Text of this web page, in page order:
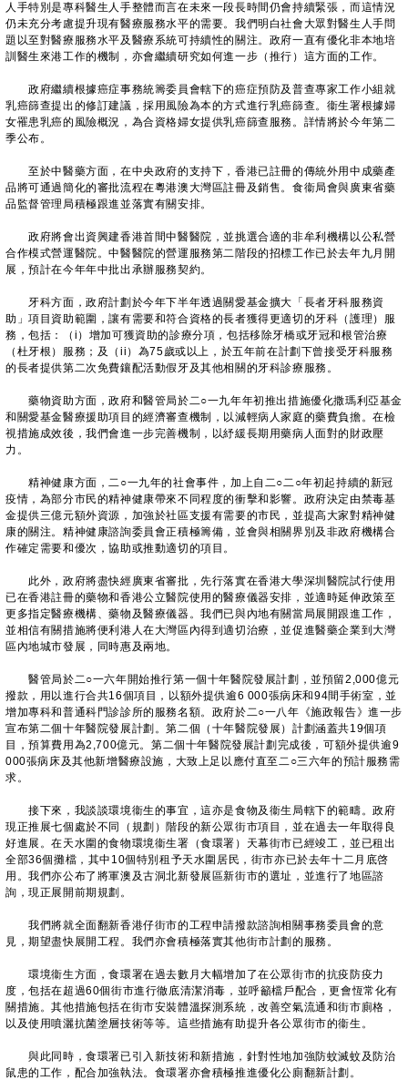
人手特別是專科醫生人手整體而言在未來一段長時間仍會持續緊張，而這情況
仍未充分考慮提升現有醫療服務水平的需要。我們明白社會大眾對醫生人手問
題以至對醫療服務水平及醫療系統可持續性的關注。政府一直有優化非本地培
訓醫生來港工作的機制，亦會繼續研究如何進一步（推行）這方面的工作。
政府繼續根據癌症事務統籌委員會轄下的癌症預防及普查專家工作小組就
乳癌篩查提出的修訂建議，採用風險為本的方式進行乳癌篩查。衞生署根據婦
女罹患乳癌的風險概況，為合資格婦女提供乳癌篩查服務。詳情將於今年第二
季公布。
至於中醫藥方面，在中央政府的支持下，香港已註冊的傳統外用中成藥產
品將可通過簡化的審批流程在粵港澳大灣區註冊及銷售。食衞局會與廣東省藥
品監督管理局積極跟進並落實有關安排。
政府將會出資興建香港首間中醫醫院，並挑選合適的非牟利機構以公私營
合作模式營運醫院。中醫醫院的營運服務第二階段的招標工作已於去年九月開
展，預計在今年年中批出承辦服務契約。
牙科方面，政府計劃於今年下半年透過關愛基金擴大「長者牙科服務資
助」項目資助範圍，讓有需要和符合資格的長者獲得更適切的牙科（護理）服
務，包括：（i）增加可獲資助的診療分項，包括移除牙橋或牙冠和根管治療
（杜牙根）服務；及（ii）為75歲或以上，於五年前在計劃下曾接受牙科服務
的長者提供第二次免費鑲配活動假牙及其他相關的牙科診療服務。
藥物資助方面，政府和醫管局於二○一九年年初推出措施優化撒瑪利亞基金
和關愛基金醫療援助項目的經濟審查機制，以減輕病人家庭的藥費負擔。在檢
視措施成效後，我們會進一步完善機制，以紓緩長期用藥病人面對的財政壓
力。
精神健康方面，二○一九年的社會事件，加上自二○二○年初起持續的新冠
疫情，為部分市民的精神健康帶來不同程度的衝擊和影響。政府決定由禁毒基
金提供三億元額外資源，加強於社區支援有需要的市民，並提高大家對精神健
康的關注。精神健康諮詢委員會正積極籌備，並會與相關界別及非政府機構合
作確定需要和優次，協助或推動適切的項目。
此外，政府將盡快經廣東省審批，先行落實在香港大學深圳醫院試行使用
已在香港註冊的藥物和香港公立醫院使用的醫療儀器安排，並適時延伸政策至
更多指定醫療機構、藥物及醫療儀器。我們已與內地有關當局展開跟進工作，
並相信有關措施將便利港人在大灣區內得到適切治療，並促進醫藥企業到大灣
區內地城市發展，同時惠及兩地。
醫管局於二○一六年開始推行第一個十年醫院發展計劃，並預留2,000億元
撥款，用以進行合共16個項目，以額外提供逾6 000張病床和94間手術室，並
增加專科和普通科門診診所的服務名額。政府於二○一八年《施政報告》進一步
宣布第二個十年醫院發展計劃。第二個（十年醫院發展）計劃涵蓋共19個項
目，預算費用為2,700億元。第二個十年醫院發展計劃完成後，可額外提供逾9
000張病床及其他新增醫療設施，大致上足以應付直至二○三六年的預計服務需
求。
接下來，我談談環境衞生的事宜，這亦是食物及衞生局轄下的範疇。政府
現正推展七個處於不同（規劃）階段的新公眾街市項目，並在過去一年取得良
好進展。在天水圍的食物環境衞生署（食環署）天幕街市已經竣工，並已租出
全部36個攤檔，其中10個特別租予天水圍居民，街市亦已於去年十二月底啓
用。我們亦公布了將軍澳及古洞北新發展區新街市的選址，並進行了地區諮
詢，現正展開前期規劃。
我們將就全面翻新香港仔街市的工程申請撥款諮詢相關事務委員會的意
見，期望盡快展開工程。我們亦會積極落實其他街市計劃的服務。
環境衞生方面，食環署在過去數月大幅增加了在公眾街市的抗疫防疫力
度，包括在超過60個街市進行徹底清潔消毒，並呼籲檔戶配合，更會恆常化有
關措施。其他措施包括在街市安裝體溫探測系統，改善空氣流通和街市廁格，
以及使用噴灑抗菌塗層技術等等。這些措施有助提升各公眾街市的衞生。
與此同時，食環署已引入新技術和新措施，針對性地加強防蚊滅蚊及防治
鼠患的工作，配合加強執法。食環署亦會積極推進優化公廁翻新計劃。